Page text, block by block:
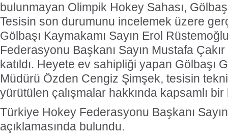
bulunmayan Olimpik Hokey Sahası,
Tesisin son durumunu incelemek üzere
Gölbaşı Kaymakamı Sayın Erol
Federasyonu Başkanı Sayın Mustafa
katıldı. Heyete ev sahipliği yapan Gölbaşı
Müdürü Özden Cengiz Şimşek, tesisin
yürütülen çalışmalar hakkında kapsamlı
Türkiye Hokey Federasyonu Başkanı
açıklamasında bulundu.